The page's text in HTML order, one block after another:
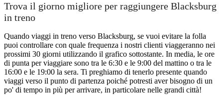
Trova il giorno migliore per raggiungere Blacksburg
in treno
Quando viaggi in treno verso Blacksburg, se vuoi evitare la folla
puoi controllare con quale frequenza i nostri clienti viaggeranno nei
prossimi 30 giorni utilizzando il grafico sottostante. In media, le ore
di punta per viaggiare sono tra le 6:30 e le 9:00 del mattino o tra le
16:00 e le 19:00 la sera. Ti preghiamo di tenerlo presente quando
viaggi verso il punto di partenza poiché potresti aver bisogno di un
po' di tempo in più per arrivare, in particolare nelle grandi città!